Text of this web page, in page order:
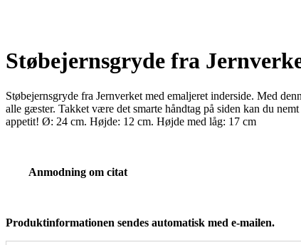
Støbejernsgryde fra
Støbejernsgryde fra Jernverket med emaljeret inderside. Med
alle gæster. Takket være det smarte håndtag på siden kan du
appetit! Ø: 24 cm. Højde: 12 cm. Højde med låg: 17 cm
Anmodning om citat
Produktinformationen sendes automatisk med e-mailen.